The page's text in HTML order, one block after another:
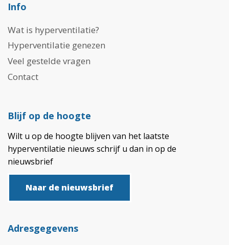
Info
Wat is hyperventilatie?
Hyperventilatie genezen
Veel gestelde vragen
Contact
Blijf op de hoogte
Wilt u op de hoogte blijven van het laatste
hyperventilatie nieuws schrijf u dan in op de
nieuwsbrief
Naar de nieuwsbrief
Adresgegevens